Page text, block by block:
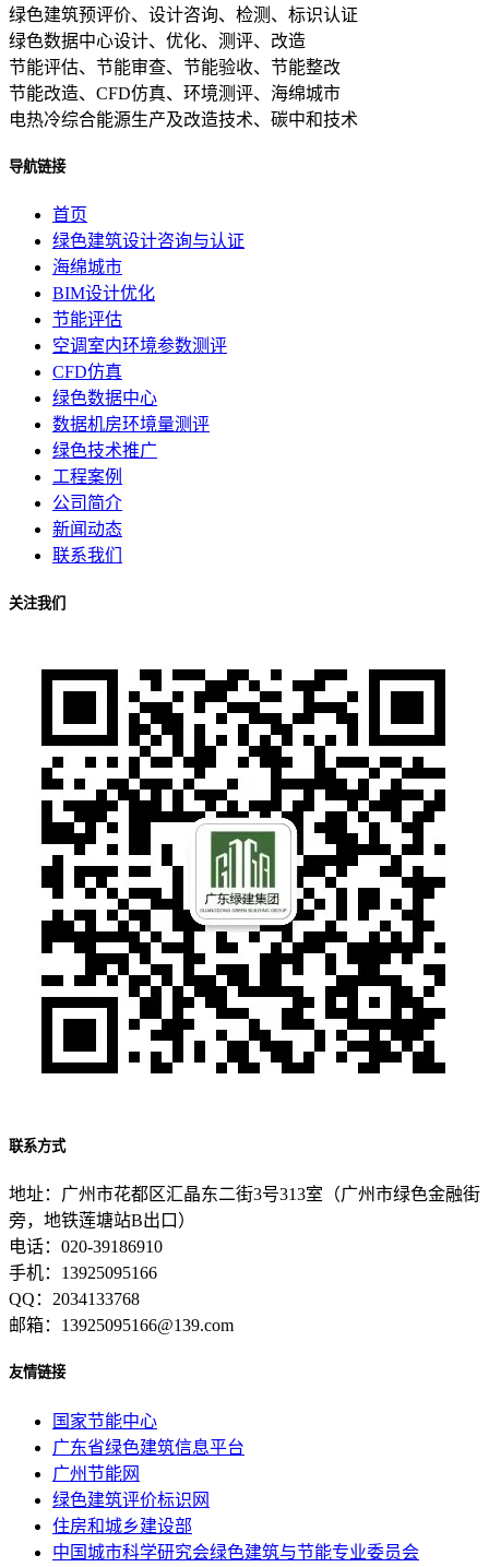
绿色建筑预评价、设计咨询、检测、标识认证
绿色数据中心设计、优化、测评、改造
节能评估、节能审查、节能验收、节能整改
节能改造、CFD仿真、环境测评、海绵城市
电热冷综合能源生产及改造技术、碳中和技术
导航链接
首页
绿色建筑设计咨询与认证
海绵城市
BIM设计优化
节能评估
空调室内环境参数测评
CFD仿真
绿色数据中心
数据机房环境量测评
绿色技术推广
工程案例
公司简介
新闻动态
联系我们
关注我们
联系方式
地址：广州市花都区汇晶东二街3号313室（广州市绿色金融街
旁，地铁莲塘站B出口）
电话：020-39186910
手机：13925095166
QQ：2034133768
邮箱：13925095166@139.com
友情链接
国家节能中心
广东省绿色建筑信息平台
广州节能网
绿色建筑评价标识网
住房和城乡建设部
中国城市科学研究会绿色建筑与节能专业委员会